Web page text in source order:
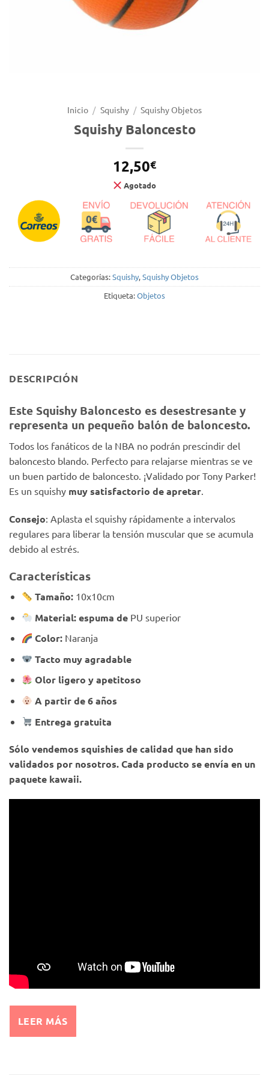
Inicio / Squishy / Squishy Objetos
Squishy Baloncesto
12,50€
Agotado
Categorías:Squishy,Squishy Objetos
Etiqueta:Objetos
DESCRIPCIÓN
Este Squishy Baloncesto es desestresante y
representa un pequeño balón de baloncesto.
Todos los fanáticos de la NBA no podrán prescindir del
baloncesto blando. Perfecto para relajarse mientras se ve
un buen partido de baloncesto. ¡Validado por Tony Parker!
Es un squishy muy satisfactorio de apretar
Consejo: Aplasta el squishy rápidamente a intervalos
regulares para liberar la tensión muscular que se acumula
debido al estrés.
Características
Tamaño: 10x10cm
Material: espuma de PU superior
Color: Naranja
Tacto muy agradable
Olor ligero y apetitoso
A partir de 6 años
Entrega gratuita
Sólo vendemos squishies de calidad que han sido
validados por nosotros. Cada producto se envía en un
paquete kawaii.
LEER MÁS